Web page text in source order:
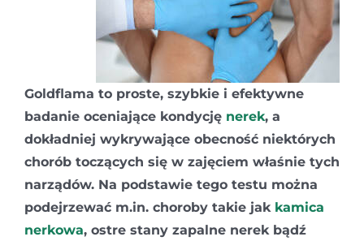
Goldflama to proste, szybkie i efektywne
badanie oceniające kondycję nerek, a
dokładniej wykrywające obecność niektórych
chorób toczących się w zajęciem właśnie tych
narządów. Na podstawie tego testu można
podejrzewać m.in. choroby takie jak kamica
nerkowa, ostre stany zapalne nerek bądź